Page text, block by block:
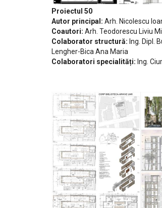
Proiectul 50
Autor principal: Arh. Nicolescu
Coautori: Arh. Teodorescu Liviu
Colaborator structură: Ing. Dipl.
Lengher-Bica Ana Maria
Colaboratori specialități: Ing.